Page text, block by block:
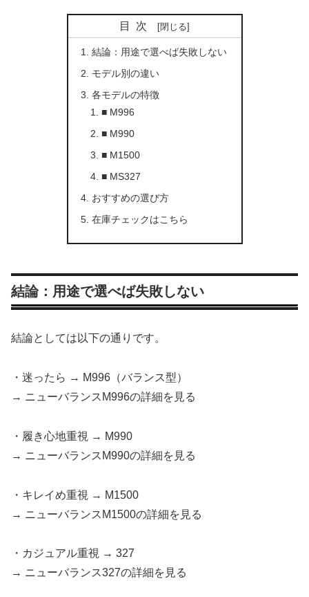
目次
結論：用途で選べば失敗しない
モデル別の違い
各モデルの特徴
■ M996
■ M990
■ M1500
■ MS327
おすすめの選び方
在庫チェックはこちら
結論：用途で選べば失敗しない
結論としては以下の通りです。
・迷ったら → M996（バランス型）
→ ニューバランスM996の詳細を見る
・履き心地重視 → M990
→ ニューバランスM990の詳細を見る
・キレイめ重視 → M1500
→ ニューバランスM1500の詳細を見る
・カジュアル重視 → 327
→ ニューバランス327の詳細を見る